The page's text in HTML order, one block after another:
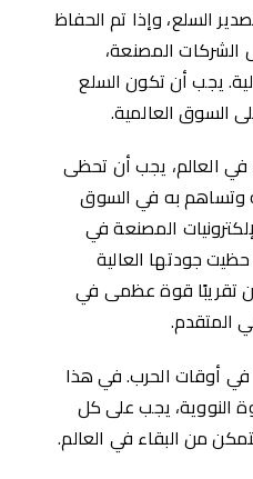
السلع، وإذا تم الحفاظ
المصنعة،
يجب أن تكون السلع
السوق العالمية.
في العالم، يجب أن تحظى
وتساهم به في السوق
المصنعة في
جودتها العالية
تقريبًا قوة عظمى في
المتقدم.
في أوقات الحرب. في هذا
النووية، يجب على كل
من البقاء في العالم.